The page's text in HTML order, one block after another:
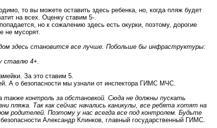
то вы можете оставить здесь ребенка, но, когда пляж будет
на всех. Оценку ставим 5-.
но к сожалению здесь есть окурки, поэтому, дорогие
не мусорят.
здесь становится все лучше. Побольше бы инфраструктуры:
ставлю 4+.
За это ставим 5.
А о безопасности мы узнали от инспектора ГИМС МЧС.
контроль за обстановкой. Сюда не должны пускать
пляжа. Так как сейчас начались каникулы, все ребята хотят на
родителей. Поэтому у нас всегда все под контролем. Будьте
Александр Клинков, главный государственный ГИМС.